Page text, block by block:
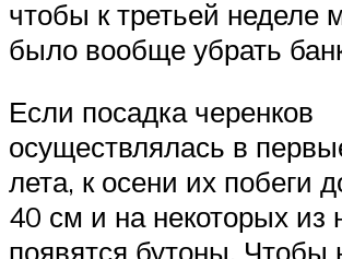
чтобы к третьей неделе
было вообще убрать
Если посадка черенков
осуществлялась в
лета, к осени их побеги
40 см и на некоторых из
появятся бутоны. Чтобы